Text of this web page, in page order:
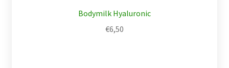
Bodymilk Hyaluronic
€6,50